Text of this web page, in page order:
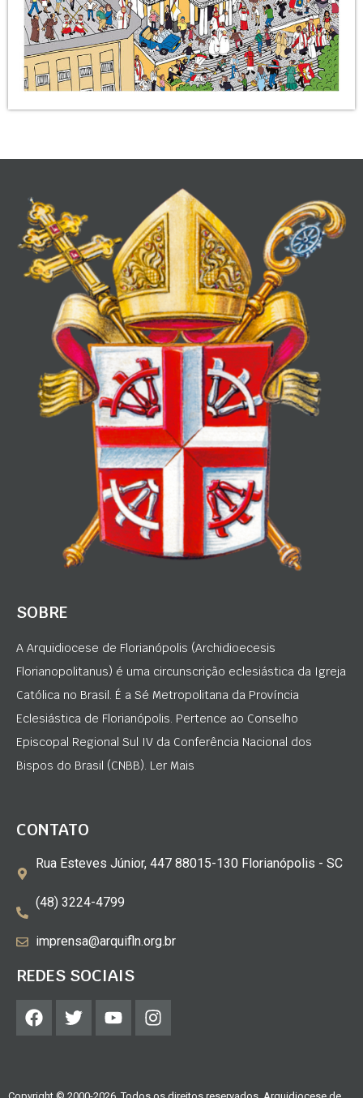
SOBRE
A Arquidiocese de Florianópolis (Archidioecesis
Florianopolitanus) é uma circunscrição eclesiástica da Igreja
Católica no Brasil. É a Sé Metropolitana da Província
Eclesiástica de Florianópolis. Pertence ao Conselho
Episcopal Regional Sul IV da Conferência Nacional dos
Bispos do Brasil (CNBB). Ler Mais
CONTATO
Rua Esteves Júnior, 447 88015-130 Florianópolis - SC
(48) 3224-4799
imprensa@arquifln.org.br
REDES SOCIAIS